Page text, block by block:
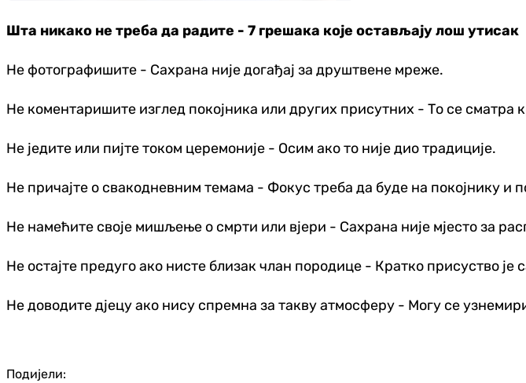
Шта никако не треба да радите - 7 грешака које остављају лош утисак
Не фотографишите - Сахрана није догађај за друштвене мреже.
Не коментаришите изглед покојника или других присутних - То се сматра
Не једите или пијте током церемоније - Осим ако то није дио традиције.
Не причајте о свакодневним темама - Фокус треба да буде на покојнику и
Не намећите своје мишљење о смрти или вјери - Сахрана није мјесто за
Не остајте предуго ако нисте близак члан породице - Кратко присуство је
Не доводите дјецу ако нису спремна за такву атмосферу - Могу се
Подијели: